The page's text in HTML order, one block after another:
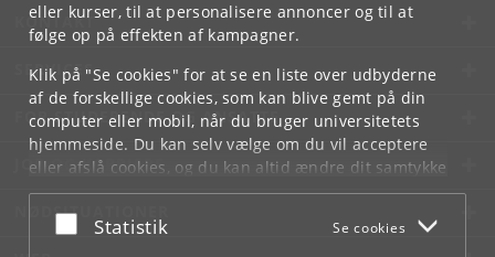
eller kurser, til at personalisere annoncer og til at
følge op på effekten af kampagner.
Klik på "Se cookies" for at se en liste over udbyderne
af de forskellige cookies, som kan blive gemt på din
computer eller mobil, når du bruger universitetets
hjemmeside. Du kan selv vælge om du vil acceptere
eller afslå cookies, og du kan altid ændre dit samtykke
underCookie- og privatlivspolitiksom du finder i
bunden af hver side.
Acceptér eller afslå
Statistik Se cookies
KONTAKT
SERVICES
FOR STUDERENDE OG ANSATTE
JOB OG KARRIERE
NØDSITUATIONER